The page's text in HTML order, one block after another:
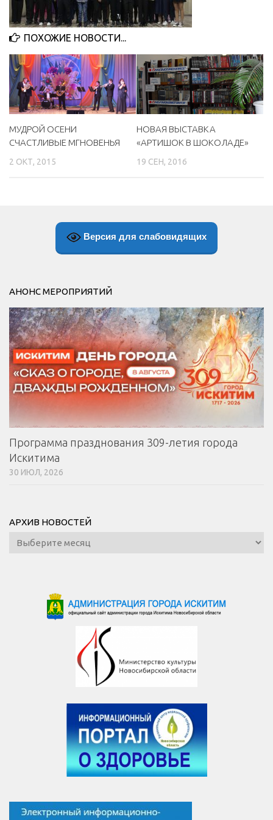
МБУ Дом культуры «Молодость»
МБУ Дом культуры «Октябрь»
МБОУ ДО «Детская школа искусств»
МБОУ ДО «Детская музыкальная школа»
МБУК «Искитимский городской историко-художественный
музей»
МБУ Парк культуры и отдыха им. И.В. Коротеева
ПОХОЖИЕ НОВОСТИ...
МУДРОЙ ОСЕНИ
СЧАСТЛИВЫЕ МГНОВЕНЬЯ
2 ОКТ, 2015
НОВАЯ ВЫСТАВКА
«АРТИШОК В ШОКОЛАДЕ»
19 СЕН, 2016
Версия для слабовидящих
АНОНС МЕРОПРИЯТИЙ
Программа празднования 309-летия города
Искитима
30 ИЮЛ, 2026
АРХИВ НОВОСТЕЙ
Архив
новостей